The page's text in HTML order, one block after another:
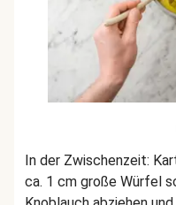
In der Zwischenzeit:
ca. 1 cm große Würfel